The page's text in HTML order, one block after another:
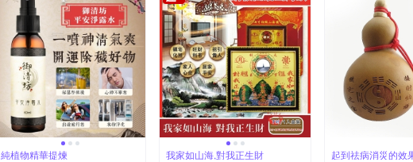
純植物精華提煉 我家如山海,對我正生財 起到祛病消災的效